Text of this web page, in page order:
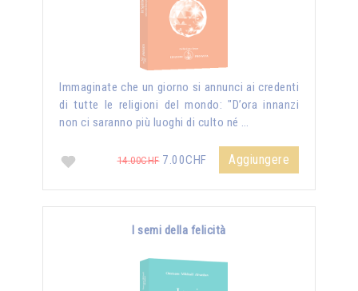
Immaginate che un giorno si annunci ai credenti
di tutte le religioni del mondo: "D’ora innanzi
non ci saranno più luoghi di culto né …
14.00CHF7.00CHF Aggiungere
I semi della felicità